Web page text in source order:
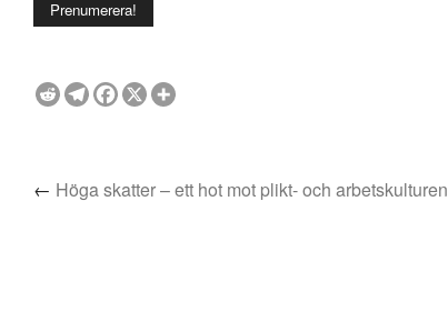
← Höga skatter – ett hot mot plikt- och arbetskulturen